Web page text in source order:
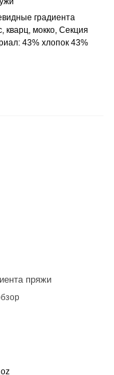
градиента
кварц, мокко, Секция
43% хлопок 43%
пряжи